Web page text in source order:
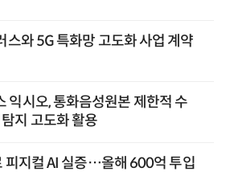
스와 5G 특화망 고도화 사업 계약
익시오, 통화음성원본 제한적 수
지 고도화 활용
피지컬 AI 실증…올해 600억 투입